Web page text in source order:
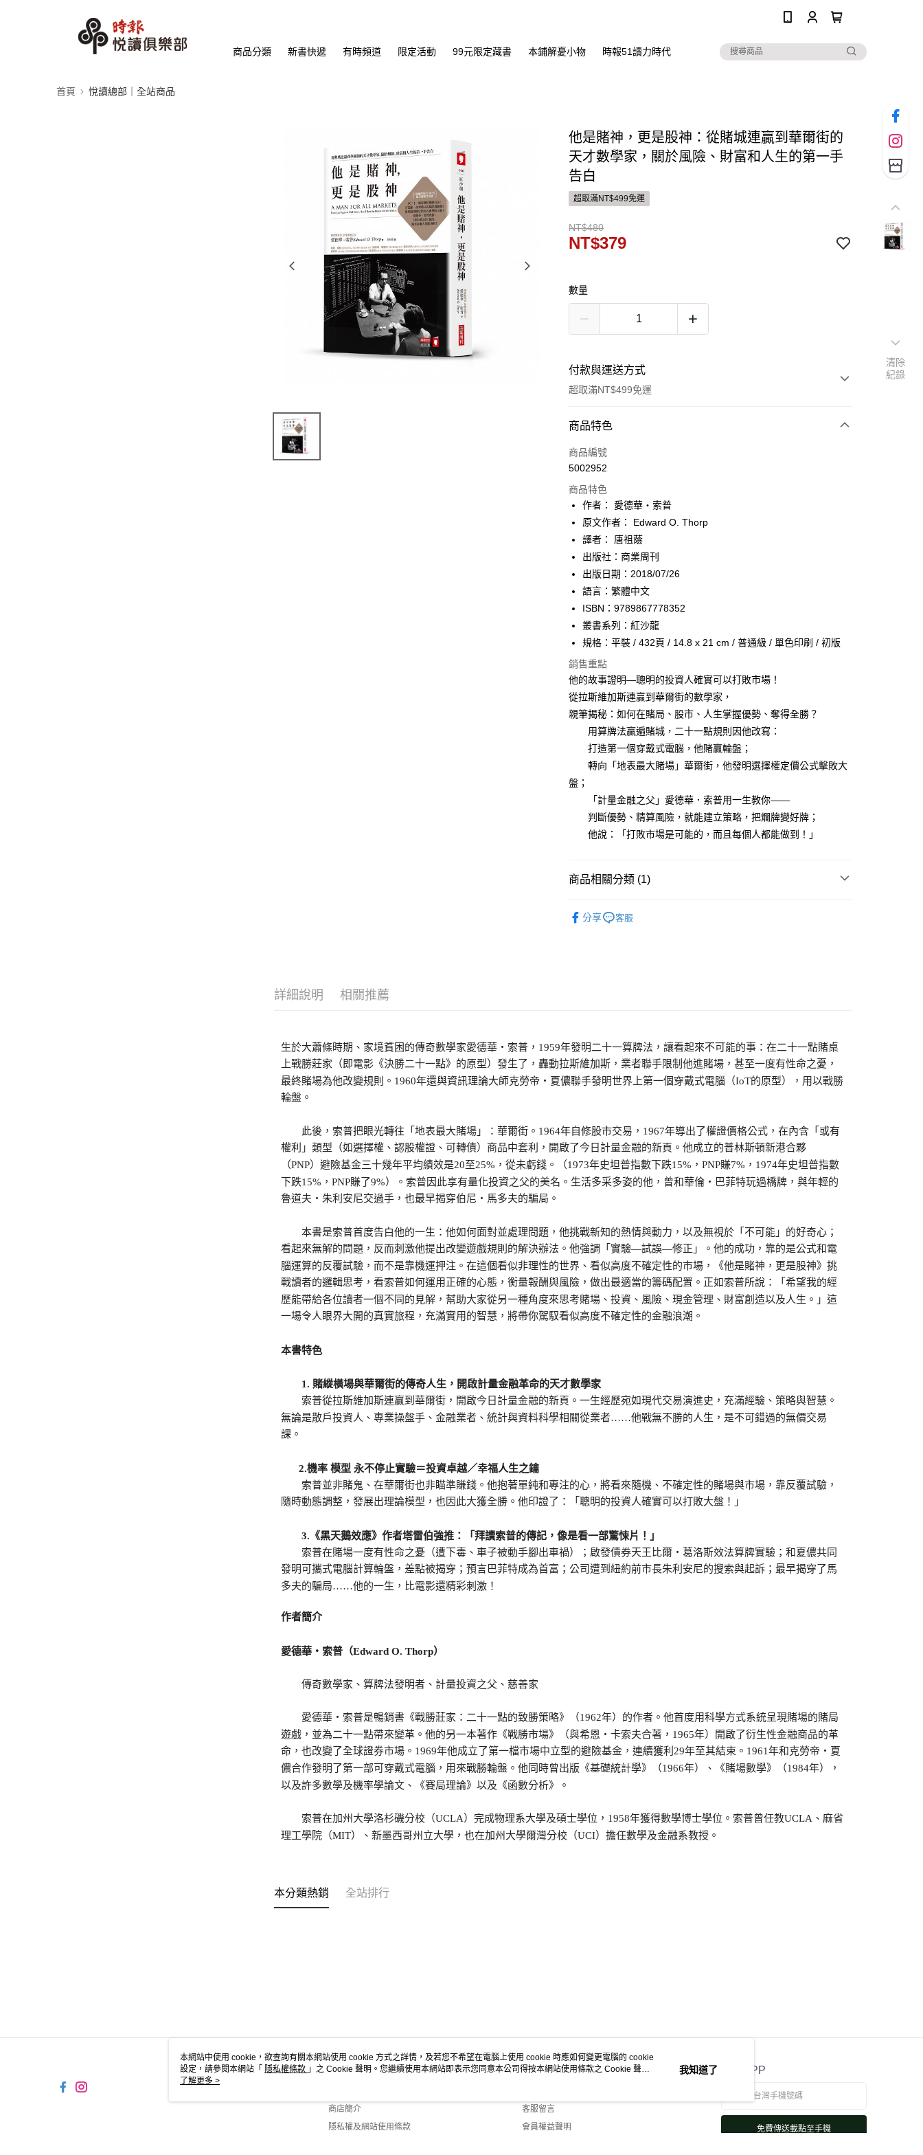
商品分類 新書快遞 有時頻道 限定活動 99元限定藏書 本鋪解憂小物 時報51讀力時代
首頁 悅讀總部｜全站商品
他是賭神，更是股神：從賭城連贏到華爾街的
天才數學家，關於風險、財富和人生的第一手
告白
超取滿NT$499免運
NT$480
NT$379
數量
付款與運送方式
超取滿NT$499免運
付款方式
信用卡一次付款
運送方式
付款後全家取貨
每筆NT$60，滿NT$499(含以上)免運費
付款後7-11取貨
每筆NT$60，滿NT$499(含以上)免運費
宅配
商品特色
商品編號
5002952
商品特色
作者： 愛德華・索普
原文作者： Edward O. Thorp
譯者： 唐祖蔭
出版社：商業周刊
出版日期：2018/07/26
語言：繁體中文
ISBN：9789867778352
叢書系列：紅沙龍
規格：平裝 / 432頁 / 14.8 x 21 cm / 普通級 / 單色印刷 / 初版
銷售重點
他的故事證明—聰明的投資人確實可以打敗市場！
從拉斯維加斯連贏到華爾街的數學家，
親筆揭秘：如何在賭局、股市、人生掌握優勢、奪得全勝？
用算牌法贏遍賭城，二十一點規則因他改寫：
打造第一個穿戴式電腦，他賭贏輪盤；
轉向「地表最大賭場」華爾街，他發明選擇權定價公式擊敗大
盤；
「計量金融之父」愛德華．索普用一生教你——
判斷優勢、精算風險，就能建立策略，把爛牌變好牌；
他說：「打敗市場是可能的，而且每個人都能做到！」
商品相關分類 (1)
分享
客服
詳細說明 相關推薦
生於大蕭條時期、家境貧困的傳奇數學家愛德華・索普，1959年發明二十一算牌法，讓看起來不可能的事：在二十一點賭桌
上戰勝莊家（即電影《決勝二十一點》的原型）發生了，轟動拉斯維加斯，業者聯手限制他進賭場，甚至一度有性命之憂，
最終賭場為他改變規則。1960年還與資訊理論大師克勞帝‧夏儂聯手發明世界上第一個穿戴式電腦（IoT的原型），用以戰勝
輪盤。
此後，索普把眼光轉往「地表最大賭場」：華爾街。1964年自修股市交易，1967年導出了權證價格公式，在內含「或有
權利」類型（如選擇權、認股權證、可轉債）商品中套利，開啟了今日計量金融的新頁。他成立的普林斯頓新港合夥
（PNP）避險基金三十幾年平均績效是20至25%，從未虧錢。（1973年史坦普指數下跌15%，PNP賺7%，1974年史坦普指數
下跌15%，PNP賺了9%）。索普因此享有量化投資之父的美名。生活多采多姿的他，曾和華倫・巴菲特玩過橋牌，與年輕的
魯道夫・朱利安尼交過手，也最早揭穿伯尼・馬多夫的騙局。
本書是索普首度告白他的一生：他如何面對並處理問題，他挑戰新知的熱情與動力，以及無視於「不可能」的好奇心；
看起來無解的問題，反而刺激他提出改變遊戲規則的解決辦法。他強調「實驗—試誤—修正」。他的成功，靠的是公式和電
腦運算的反覆試驗，而不是靠機運押注。在這個看似非理性的世界、看似高度不確定性的市場，《他是賭神，更是股神》挑
戰讀者的邏輯思考，看索普如何運用正確的心態，衡量報酬與風險，做出最適當的籌碼配置。正如索普所說：「希望我的經
歷能帶給各位讀者一個不同的見解，幫助大家從另一種角度來思考賭場、投資、風險、現金管理、財富創造以及人生。」這
一場令人眼界大開的真實旅程，充滿實用的智慧，將帶你駕馭看似高度不確定性的金融浪潮。
本書特色
1. 賭縱橫場與華爾街的傳奇人生，開啟計量金融革命的天才數學家
索普從拉斯維加斯連贏到華爾街，開啟今日計量金融的新頁。一生經歷宛如現代交易演進史，充滿經驗、策略與智慧。
無論是散戶投資人、專業操盤手、金融業者、統計與資料科學相關從業者……他戰無不勝的人生，是不可錯過的無價交易
課。
2.機率 模型 永不停止實驗＝投資卓越／幸福人生之鑰
索普並非賭鬼、在華爾街也非瞄準賺錢。他抱著單純和專注的心，將看來隨機、不確定性的賭場與市場，靠反覆試驗，
隨時動態調整，發展出理論模型，也因此大獲全勝。他印證了：「聰明的投資人確實可以打敗大盤！」
3.《黑天鵝效應》作者塔雷伯強推：「拜讀索普的傳記，像是看一部驚悚片！」
索普在賭場一度有性命之憂（遭下毒、車子被動手腳出車禍）；啟發債券天王比爾‧葛洛斯效法算牌實驗；和夏儂共同
發明可攜式電腦計算輪盤，差點被揭穿；預言巴菲特成為首富；公司遭到紐約前市長朱利安尼的搜索與起訴；最早揭穿了馬
多夫的騙局……他的一生，比電影還精彩刺激！
作者簡介
愛德華・索普（Edward O. Thorp）
傳奇數學家、算牌法發明者、計量投資之父、慈善家
愛德華‧索普是暢銷書《戰勝莊家：二十一點的致勝策略》（1962年）的作者。他首度用科學方式系統呈現賭場的賭局
遊戲，並為二十一點帶來變革。他的另一本著作《戰勝市場》（與希恩‧卡索夫合著，1965年）開啟了衍生性金融商品的革
命，也改變了全球證券市場。1969年他成立了第一檔市場中立型的避險基金，連續獲利29年至其結束。1961年和克勞帝‧夏
儂合作發明了第一部可穿戴式電腦，用來戰勝輪盤。他同時曾出版《基礎統計學》（1966年）、《賭場數學》（1984年），
以及許多數學及機率學論文、《賽局理論》以及《函數分析》。
索普在加州大學洛杉磯分校（UCLA）完成物理系大學及碩士學位，1958年獲得數學博士學位。索普曾任教UCLA、麻省
理工學院（MIT）、新墨西哥州立大學，也在加州大學爾灣分校（UCI）擔任數學及金融系教授。
本分類熱銷 全站排行
關於我們
商店簡介
隱私權及網站使用條款
客服資訊
客服留言
會員權益聲明
官方APP
免費傳送載點至手機
清除
紀錄
本網站中使用 cookie，欲查詢有關本網站使用 cookie 方式之詳情，及若您不希望在電腦上使用 cookie 時應如何變更電腦的 cookie
設定，請參閱本網站「 隱私權條款 」之 Cookie 聲明。您繼續使用本網站即表示您同意本公司得按本網站使用條款之 Cookie 聲明
使用 cookie。
了解更多 >
我知道了